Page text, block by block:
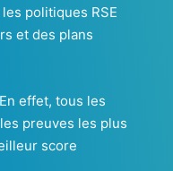
politiques RSE
et des plans
effet, tous les
preuves les plus
score